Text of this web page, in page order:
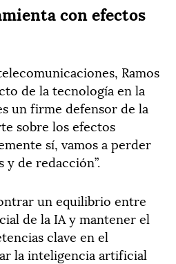
con efectos
Ramos
de la tecnología en la
un firme defensor de la
sobre los efectos
sí, vamos a perder
y de redacción”.
un equilibrio entre
de la IA y mantener el
clave en el
la inteligencia artificial